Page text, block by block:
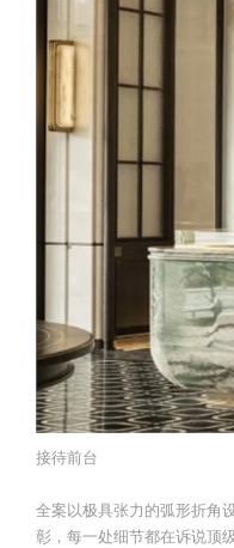
接待前台
全案以极具张力的弧形折角
彰，每一处细节都在诉说顶